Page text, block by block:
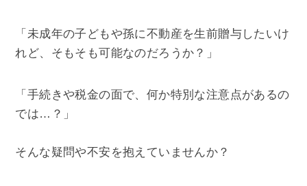
「未成年の子どもや孫に不動産を生前贈与したいけ
れど、そもそも可能なのだろうか？」
「手続きや税金の面で、何か特別な注意点があるの
では…？」
そんな疑問や不安を抱えていませんか？